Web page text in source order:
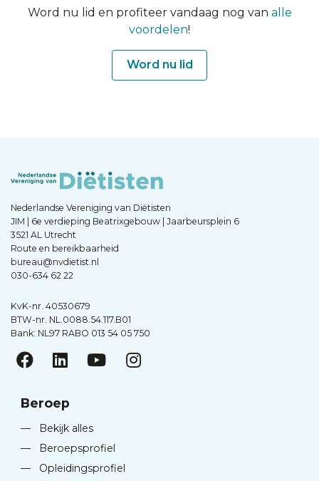
Word nu lid en profiteer vandaag nog van alle
voordelen!
Word nu lid
Nederlandse Vereniging van Diëtisten
JIM | 6e verdieping Beatrixgebouw | Jaarbeursplein 6
3521 AL Utrecht
Route en bereikbaarheid
bureau@nvdietist.nl
030-634 62 22
KvK-nr. 40530679
BTW-nr. NL.0088.54.117.B01
Bank: NL97 RABO 013 54 05 750
Beroep
—
Bekijk alles
—
Beroepsprofiel
—
Opleidingsprofiel